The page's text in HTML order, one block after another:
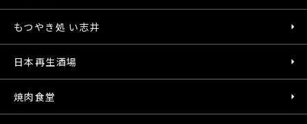
もつやき処 い志井
日本再生酒場
焼肉食堂